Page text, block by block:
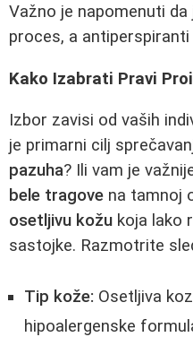
Važno je napomenuti
proces, a
Kako Izabrati Pravi
Izbor zavisi od vaših
je primarni cilj
pazuha? Ili vam je
bele tragove na tamnoj
osetljivu kožu koja lako
sastojke. Razmotrite
Tip kože: Osetljiva
hipoalergenske